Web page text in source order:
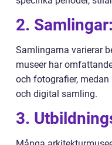
2. Samlingar:
Samlingarna varierar
museer har
och fotografier,
och digital samling.
3.